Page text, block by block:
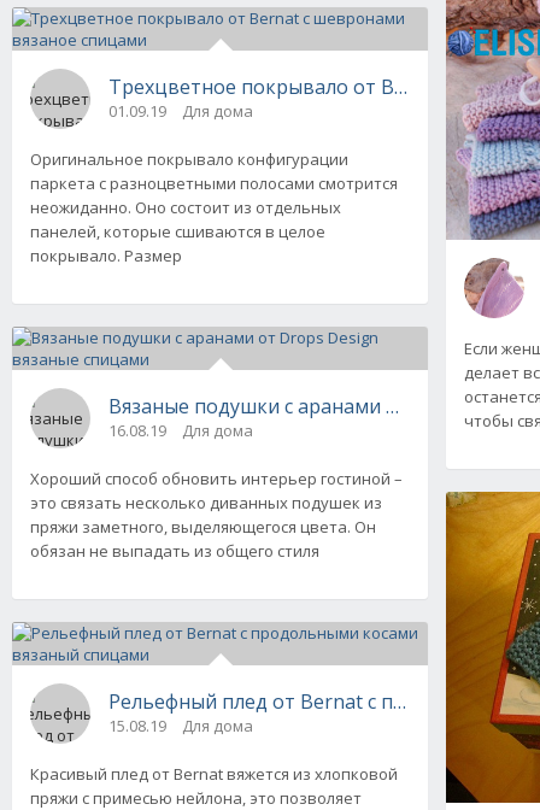
Трехцветное покрывало от Bernat с
01.09.19 Для дома
Оригинальное покрывало конфигурации
паркета с разноцветными полосами смотрится
неожиданно. Оно состоит из отдельных
панелей, которые сшиваются в целое
покрывало. Размер
Вязаные подушки с аранами от Drops
16.08.19 Для дома
Хороший способ обновить интерьер гостиной –
это связать несколько диванных подушек из
пряжи заметного, выделяющегося цвета. Он
обязан не выпадать из общего стиля
Рельефный плед от Bernat с продольными
15.08.19 Для дома
Красивый плед от Bernat вяжется из хлопковой
пряжи с примесью нейлона, это позволяет
Если
делает
чтобы